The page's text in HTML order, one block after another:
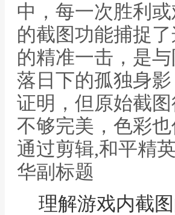
中，每一次胜利
的截图功能捕捉
的精准一击，是
落日下的孤独身
证明，但原始截
不够完美，色彩
通过剪辑,和平精
华副标题
理解游戏内截